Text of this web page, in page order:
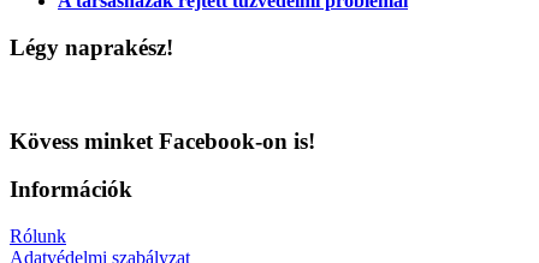
Légy naprakész!
Kövess minket Facebook-on is!
Információk
Rólunk
Adatvédelmi szabályzat